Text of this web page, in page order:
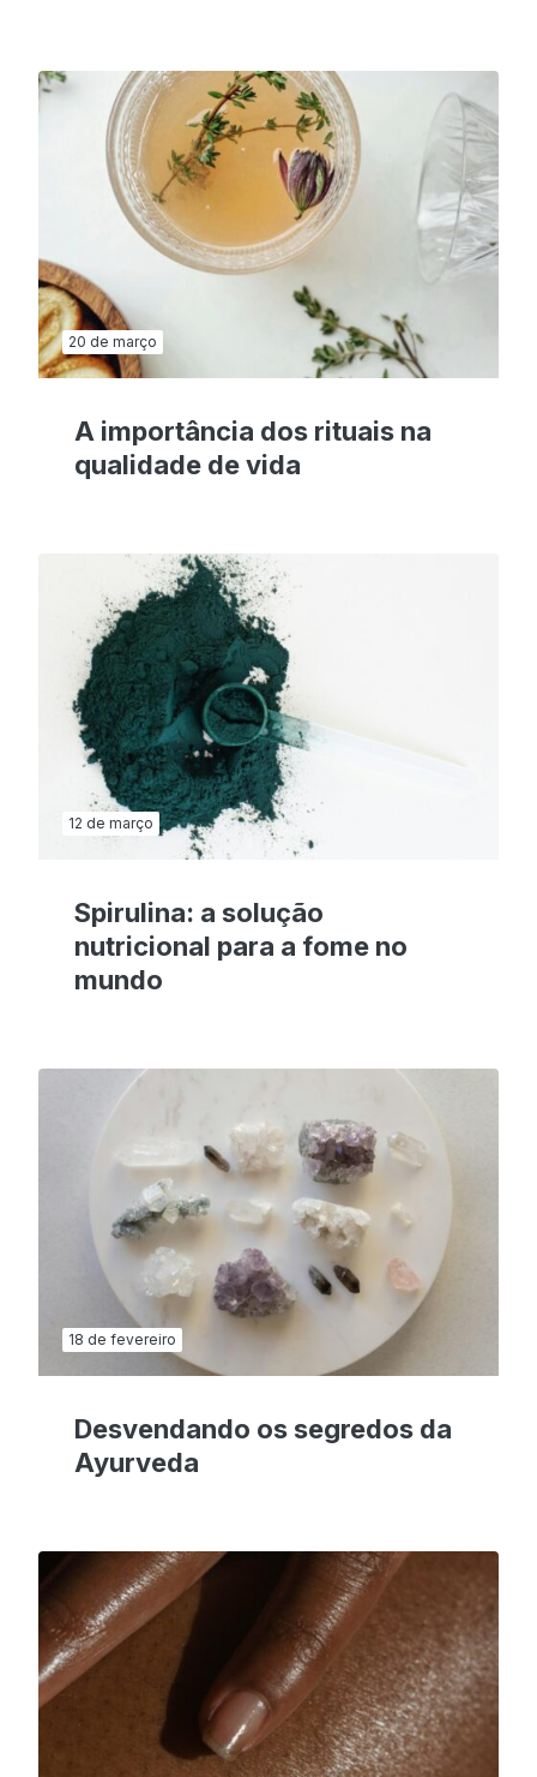
20 de março
A importância dos rituais na
qualidade de vida
12 de março
Spirulina: a solução
nutricional para a fome no
mundo
18 de fevereiro
Desvendando os segredos da
Ayurveda